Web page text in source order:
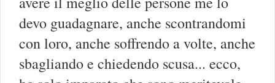
devo guadagnare, anche scontrandomi
con loro, anche soffrendo a volte, anche
sbagliando e chiedendo scusa... ecco,